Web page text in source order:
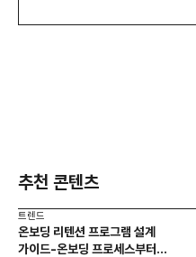
추천 콘텐츠
트렌드
온보딩 리텐션 프로그램 설계
가이드-온보딩 프로세스부터